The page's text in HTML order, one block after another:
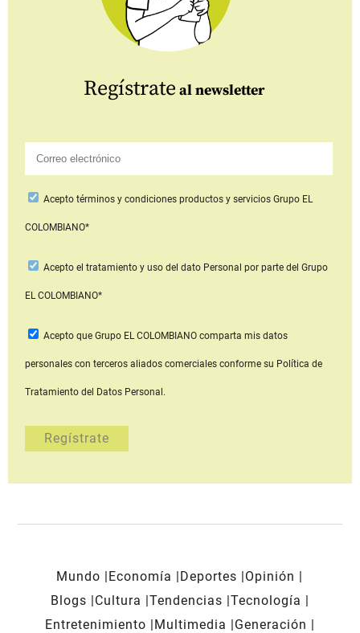
Regístrate al newsletter
Aceptotérminos y condiciones productos y serviciosGrupo EL
COLOMBIANO*
Acepto el tratamiento y uso del dato Personal por parte del Grupo
EL COLOMBIANO*
Acepto que Grupo EL COLOMBIANOcomparta mis datos
personales con terceros aliados comerciales conforme su Política de
Tratamiento del Datos Personal.
Mundo Economía Deportes
Opinión
Blogs
Cultura Tendencias Tecnología
Entretenimiento
Multimedia
Generación